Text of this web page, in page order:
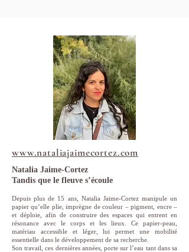
www.nataliajaimecortez.com
Natalia Jaime-Cortez
Tandis que le fleuve s’écoule
Depuis plus de 15 ans, Natalia Jaime-Cortez manipule un
papier qu’elle plie, imprègne de couleur – pigment, encre –
et déploie, afin de construire des espaces qui entrent en
résonance avec le corps et les lieux. Ce papier-peau,
matériau accessible et léger, lui permet une mobilité
essentielle dans le développement de sa recherche.
Son travail, ces dernières années, porte sur l’eau tant dans sa